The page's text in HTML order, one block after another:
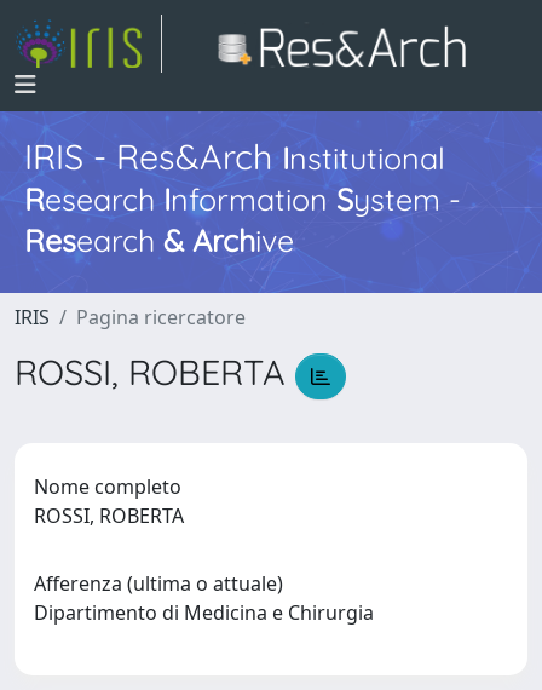
IRIS - Res&ArchInstitutional
Research InformationSystem -
Research & Archive
IRIS Pagina ricercatore
ROSSI, ROBERTA
Nome completo
ROSSI, ROBERTA
Afferenza (ultima o attuale)
Dipartimento di Medicina e Chirurgia